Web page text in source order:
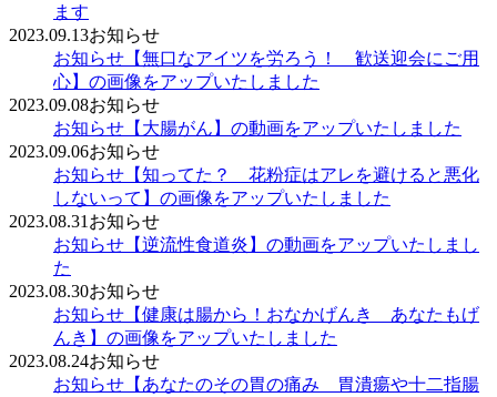
ます
2023.09.13お知らせ
お知らせ 【無口なアイツを労ろう！ 歓送迎会にご用
心】の画像をアップいたしました
2023.09.08お知らせ
お知らせ 【大腸がん】の動画をアップいたしました
2023.09.06お知らせ
お知らせ 【知ってた？ 花粉症はアレを避けると悪化
しないって】の画像をアップいたしました
2023.08.31 お知らせ
お知らせ 【逆流性食道炎】の動画をアップいたしまし
た
2023.08.30お知らせ
お知らせ 【健康は腸から！おなかげんき あなたもげ
んき】の画像をアップいたしました
2023.08.24お知らせ
お知らせ 【あなたのその胃の痛み 胃潰瘍や十二指腸